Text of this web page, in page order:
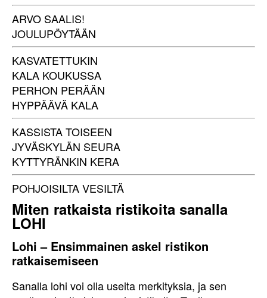
ARVO SAALIS!
JOULUPÖYTÄÄN
KASVATETTUKIN
KALA KOUKUSSA
PERHON PERÄÄN
HYPPÄÄVÄ KALA
KASSISTA TOISEEN
JYVÄSKYLÄN SEURA
KYTTYRÄNKIN KERA
POHJOISILTA VESILTÄ
Miten ratkaista ristikoita sanalla
LOHI
Lohi – Ensimmainen askel ristikon
ratkaisemiseen
Sanalla lohi voi olla useita merkityksia, ja sen